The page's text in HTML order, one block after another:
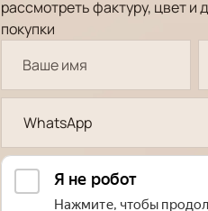
рассмотреть фактуру, цвет и
покупки
WhatsApp